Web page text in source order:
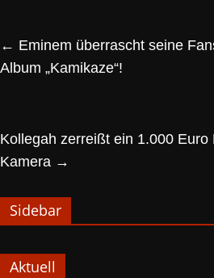
← Eminem überrascht seine
Album „Kamikaze“!
Kollegah zerreißt ein 1.000
Kamera →
Sidebar
Aktuell